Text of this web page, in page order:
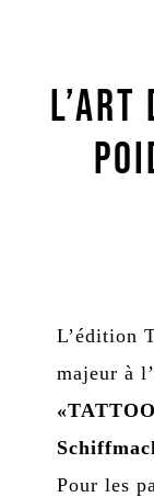
L’art
L’édition
majeur à
Pour les